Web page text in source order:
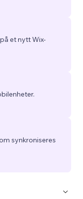
et nytt Wix-
synkroniseres